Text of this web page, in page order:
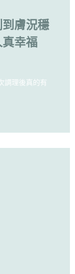
膚況穩
幸福
調理後真的有